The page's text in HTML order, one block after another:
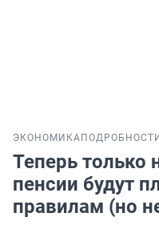
ЭКОНОМИКА ПОДРОБНОСТИ
Теперь только
пенсии будут
правилам (но